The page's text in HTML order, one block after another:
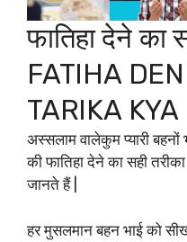
फातिहा देने का
FATIHA
TARIKA KYA
अस्सलाम वालेकुम प्यारी
की फातिहा देने का सही
जानते हैं |
हर मुसलमान बहन भाई को